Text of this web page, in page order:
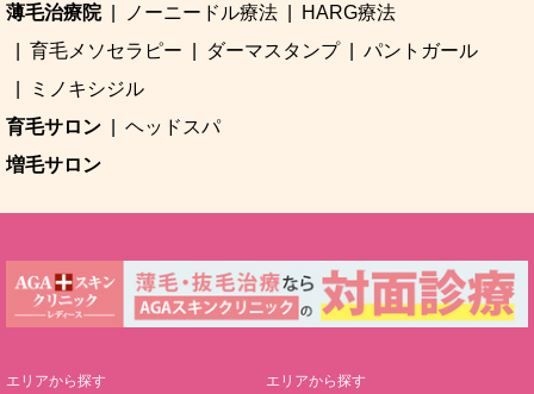
薄毛治療院
ノーニードル療法
HARG療法
育毛メソセラピー
ダーマスタンプ
パントガール
ミノキシジル
育毛サロン
ヘッドスパ
増毛サロン
エリアから探す
エリアから探す